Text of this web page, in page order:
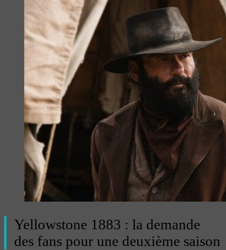
Yellowstone 1883 : la demande
des fans pour une deuxième saison